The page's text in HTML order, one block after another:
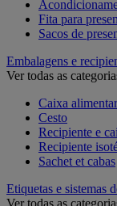
Fita para
Sacos de
Embalagens e
Ver todas as
Caixa alimentar
Cesto
Recipiente e
Recipiente
Sachet et cabas
Etiquetas e sistemas
Ver todas as